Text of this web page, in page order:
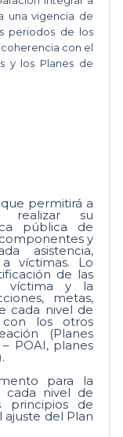
una vigencia de
periodos de los
con el
y los Planes de
permitirá a
realizar su
pública de
y
asistencia,
víctimas. Lo
de las
víctima y la
metas,
cada nivel de
los otros
(Planes
POAI, planes
para la
cada nivel de
principios de
ajuste del Plan